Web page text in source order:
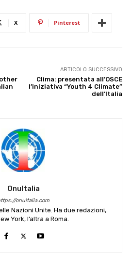
X Pinterest
ARTICOLO SUCCESSIVO
Clima: presentata all’OSCE
l’iniziativa “Youth 4 Climate”
dell’Italia
OnuItalia
onuitalia.com
Nazioni Unite. Ha due redazioni,
York, l’altra a Roma.